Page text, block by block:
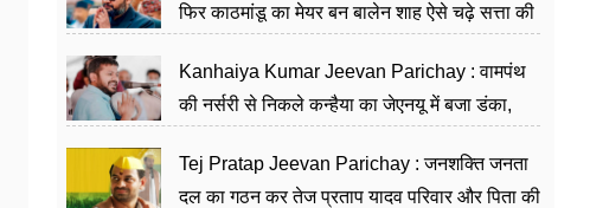
फिर काठमांडू का मेयर बन बालेन शाह ऐसे चढ़े सत्ता की
Kanhaiya Kumar Jeevan Parichay : वामपंथ
की नर्सरी से निकले कन्हैया का जेएनयू में बजा डंका,
Tej Pratap Jeevan Parichay : जनशक्ति जनता
दल का गठन कर तेज प्रताप यादव परिवार और पिता की